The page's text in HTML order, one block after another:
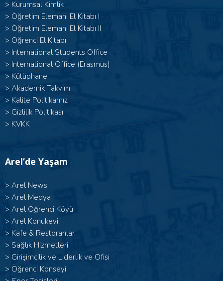
> Kurumsal Kimlik
> Öğretim Elemanı El Kitabı I
> Öğretim Elemanı El Kitabı II
> Öğrenci El Kitabı
> International Students Office
> International Office (Erasmus)
> Kütüphane
> Akademik Takvim
> Kalite Politikamız
> Gizlilik Politikası
> KVKK
Arel’de Yaşam
> Arel News
> Arel Medya
> Arel Öğrenci Köyü
> Arel Konukevi
> Kafe & Restoranlar
> Sağlık Hizmetleri
> Girişimcilik ve Liderlik ve Ofisi
> Öğrenci Konseyi